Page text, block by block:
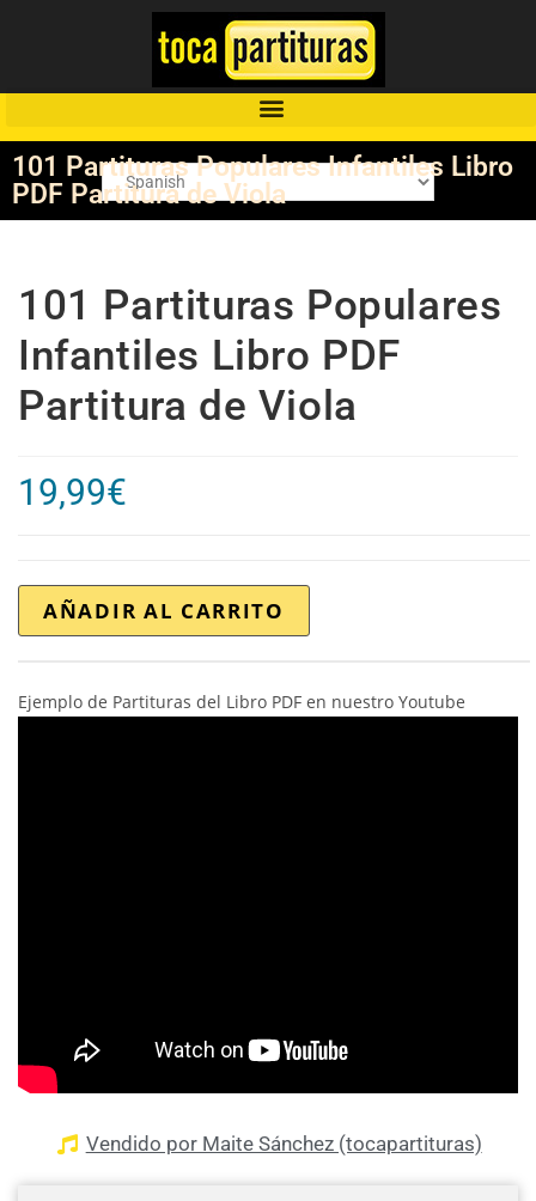
101 Partituras Populares Infantiles Libro
PDF Partitura de Viola
101 Partituras Populares
Infantiles Libro PDF
Partitura de Viola
19,99€
AÑADIR AL CARRITO
Ejemplo de Partituras del Libro PDF en nuestro Youtube
Vendido por Maite Sánchez (tocapartituras)